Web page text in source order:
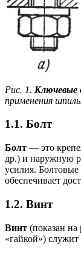
Рис. 1. Ключевые
применения
1.1. Болт
Болт — это
др.) и наружную
усилия. Болтовые
обеспечивает
1.2. Винт
Винт (показан на
«гайкой»)